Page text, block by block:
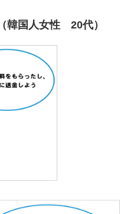
韓国人女性 20代）